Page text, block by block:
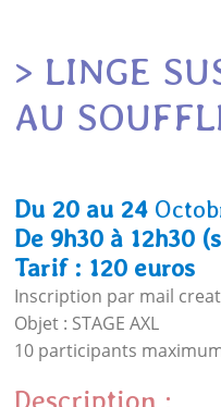
> LINGE
AU
Du 20 au 24
De 9h30 à 12h30
Tarif : 120 euros
Inscription par mail
Objet : STAGE AXL
10 participants
Description :